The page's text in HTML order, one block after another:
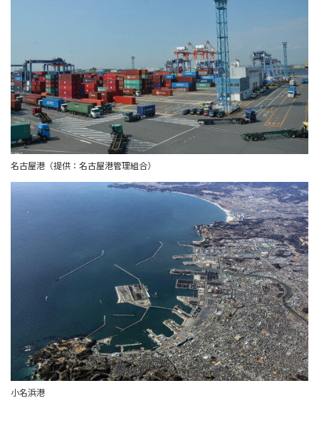
名古屋港（提供：名古屋港管理組合）
小名浜港